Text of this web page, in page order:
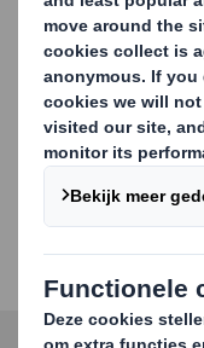
Naast de
kartonnen
elke gewenste
geproduceerd en
vereisten zoals
professioneel
de gehele supply
laadkleppen en
efficiency tijdens
plaatse.
Carousel. Use